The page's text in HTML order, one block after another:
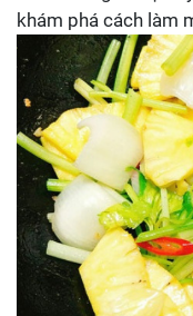
khám phá cách làm